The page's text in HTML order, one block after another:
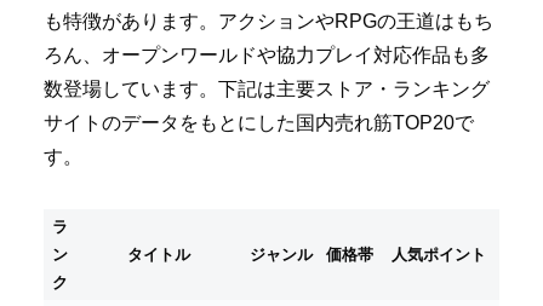
も特徴があります。アクションやRPGの王道はもち
ろん、オープンワールドや協力プレイ対応作品も多
数登場しています。下記は主要ストア・ランキング
サイトのデータをもとにした国内売れ筋TOP20で
す。
ラ
ン
ク
タイトル ジャンル 価格帯 人気ポイント